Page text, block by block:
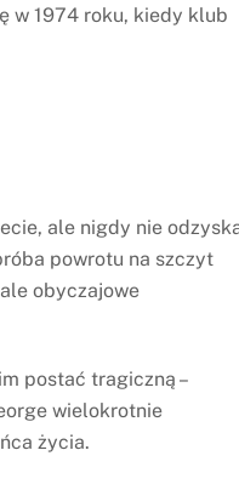
w 1974 roku, kiedy klub
ale nigdy nie
powrotu na szczyt
obyczajowe
postać tragiczną –
wielokrotnie
życia.